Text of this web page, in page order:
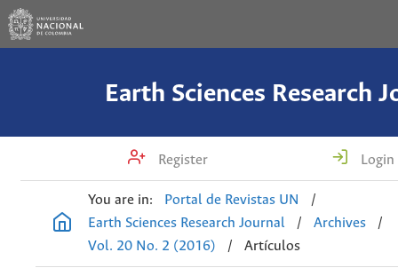
Earth Sciences Research
Register Login
You are in: Portal de Revistas UN
/
Earth Sciences Research Journal
/ Archives
/
Vol. 20 No. 2 (2016)
/ Artículos